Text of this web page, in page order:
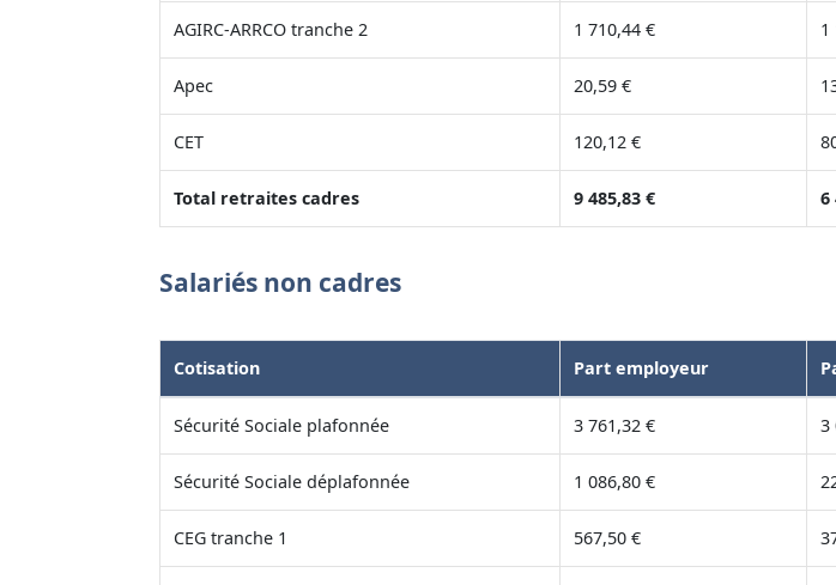
AGIRC-ARRCO tranche 2 1 710,44 € 1
Apec 20,59 €
CET 120,12 €
Total retraites cadres 9 485,83 € 6
Salariés non cadres
Cotisation Part employeur
Sécurité Sociale plafonnée 3 761,32 € 3
Sécurité Sociale déplafonnée 1 086,80 €
CEG tranche 1 567,50 €